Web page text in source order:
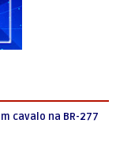
cavalo na BR-277